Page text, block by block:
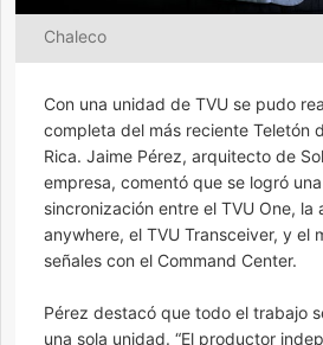
Chaleco
Con una unidad de TVU se pudo
completa del más reciente Teletón
Rica. Jaime Pérez, arquitecto de
empresa, comentó que se logró
sincronización entre el TVU One, la
anywhere, el TVU Transceiver, y el
señales con el Command Center.
Pérez destacó que todo el trabajo
una sola unidad. “El productor